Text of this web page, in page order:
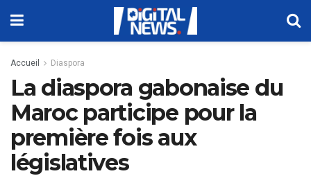
Accueil Diaspora
La diaspora gabonaise du
Maroc participe pour la
première fois aux
législatives